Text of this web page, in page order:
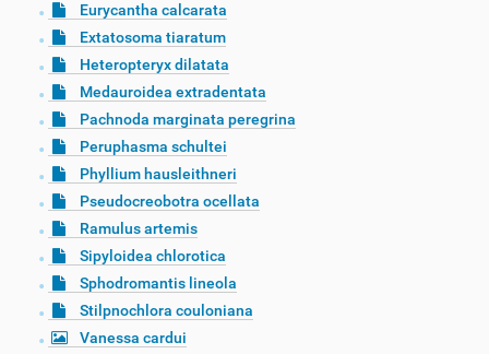
Eurycantha calcarata
Extatosoma tiaratum
Heteropteryx dilatata
Medauroidea extradentata
Pachnoda marginata peregrina
Peruphasma schultei
Phyllium hausleithneri
Pseudocreobotra ocellata
Ramulus artemis
Sipyloidea chlorotica
Sphodromantis lineola
Stilpnochlora couloniana
Vanessa cardui